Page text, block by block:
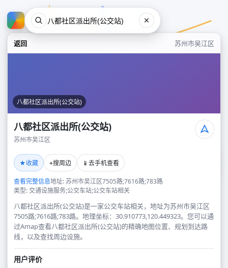
返回 苏州市吴江区
八都社区派出所(公交站)
八都社区派出所(公交站)
苏州市吴江区
★收藏 ⌖搜周边 📱 去手机查看
查看完整信息地址: 苏州市吴江区7505路;7616路;783路
类型: 交通设施服务;公交车站;公交车站相关
八都社区派出所(公交站)是一家公交车站相关，地址为苏州市吴江区
7505路;7616路;783路。地理坐标：30.910773,120.449323。您可以通
过Amap查看八都社区派出所(公交站)的精确地图位置、规划到达路
线，以及查找周边设施。
用户评价